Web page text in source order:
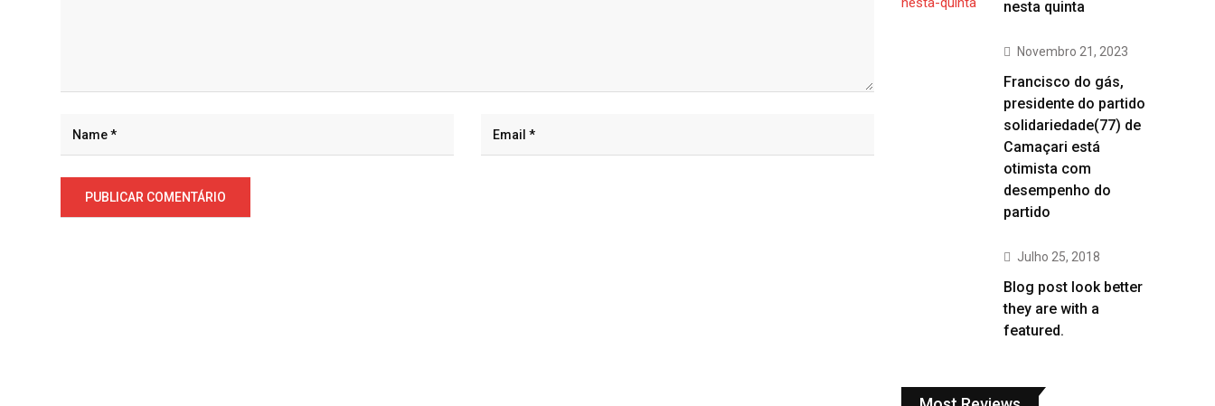
nesta quinta
Novembro 21, 2023
Francisco do gás,
presidente do partido
solidariedade(77) de
Camaçari está
otimista com
desempenho do
partido
Julho 25, 2018
Blog post look better
they are with a
featured.